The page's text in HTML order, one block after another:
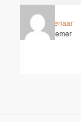
Dirk Molenaar
Deelnemer